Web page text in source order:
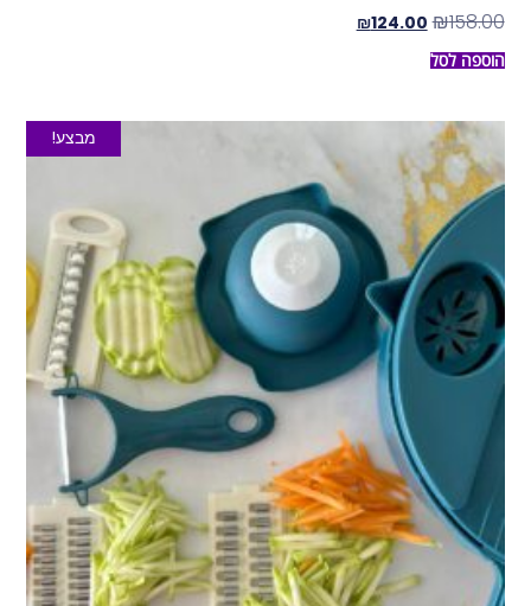
₪158.00
₪124.00
הוספה לסל
מבצע!